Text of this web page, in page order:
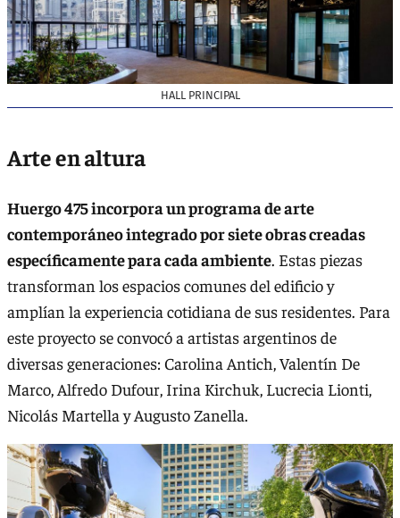
HALL PRINCIPAL
Arte en altura
Huergo 475 incorpora un programa de arte
contemporáneo integrado por siete obras creadas
específicamente para cada ambiente. Estas piezas
transforman los espacios comunes del edificio y
amplían la experiencia cotidiana de sus residentes. Para
este proyecto se convocó a artistas argentinos de
diversas generaciones: Carolina Antich, Valentín De
Marco, Alfredo Dufour, Irina Kirchuk, Lucrecia Lionti,
Nicolás Martella y Augusto Zanella.